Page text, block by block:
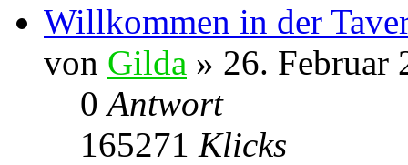
Willkommen in der
von Gilda » 26. Februar
0Antwort
165271 Klicks